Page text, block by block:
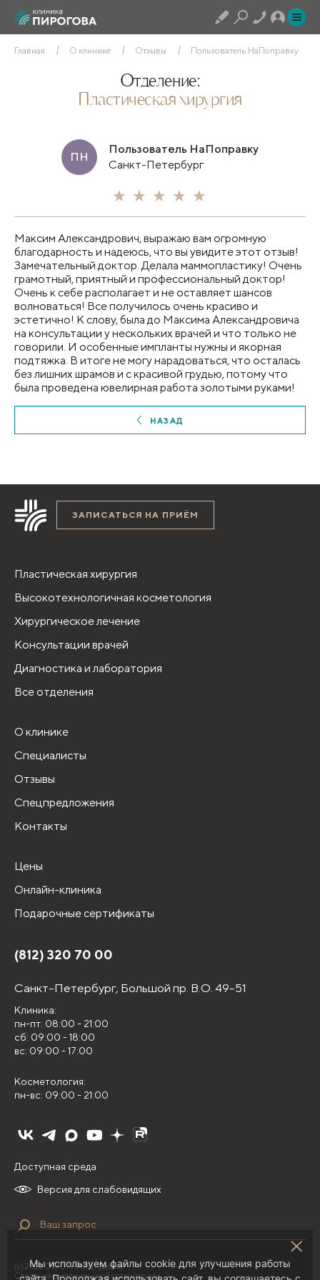
Главная О клинике Отзывы Пользователь НаПоправку
Отделение:
Пластическая хирургия
ПН
Пользователь НаПоправку
Санкт-Петербург
Максим Александрович, выражаю вам огромную
благодарность и надеюсь, что вы увидите этот отзыв!
Замечательный доктор. Делала маммопластику! Очень
грамотный, приятный и профессиональный доктор!
Очень к себе располагает и не оставляет шансов
волноваться! Все получилось очень красиво и
эстетично! К слову, была до Максима Александровича
на консультации у нескольких врачей и что только не
говорили. И особенные импланты нужны и якорная
подтяжка. В итоге не могу нарадоваться, что осталась
без лишних шрамов и с красивой грудью, потому что
была проведена ювелирная работа золотыми руками!
НАЗАД
ЗАПИСАТЬСЯ НА ПРИЁМ
Пластическая хирургия
Высокотехнологичная косметология
Хирургическое лечение
Консультации врачей
Диагностика и лаборатория
Все отделения
О клинике
Специалисты
Отзывы
Спецпредложения
Контакты
Цены
Онлайн-клиника
Подарочные сертификаты
(812) 320 70 00
Санкт-Петербург, Большой пр. В.О. 49-51
Клиника:
пн-пт: 08:00 - 21:00
сб: 09:00 - 18:00
вс: 09:00 - 17:00
Косметология:
пн-вс: 09:00 - 21:00
Версия для слабовидящих
Доступная среда
(с) 2026 ООО "НИЛЦ "Деома"
Сведения о медицинской организации
Мы используем файлы cookie для улучшения работы